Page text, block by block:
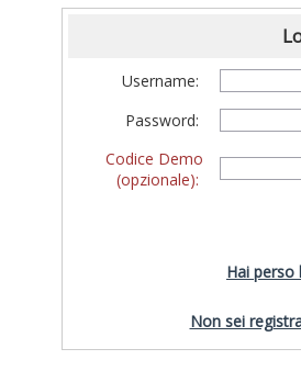
Username:
Password:
Codice Demo
(opzionale):
Hai perso
Non sei